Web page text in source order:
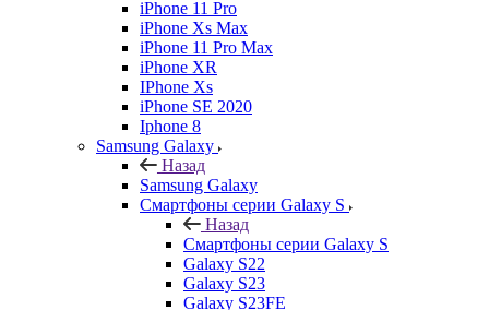
iPhone 11 Pro
iPhone Xs Max
iPhone 11 Pro Max
iPhone XR
IPhone Xs
iPhone SE 2020
Iphone 8
Samsung Galaxy
Назад
Samsung Galaxy
Смартфоны серии Galaxy S
Назад
Смартфоны серии Galaxy S
Galaxy S22
Galaxy S23
Galaxy S23FE